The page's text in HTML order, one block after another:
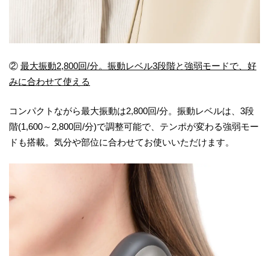
② 最大振動2,800回/分。振動レベル3段階と強弱モードで、好
みに合わせて使える
コンパクトながら最大振動は2,800回/分。振動レベルは、3段
階(1,600～2,800回/分)で調整可能で、テンポが変わる強弱モー
ドも搭載。気分や部位に合わせてお使いいただけます。